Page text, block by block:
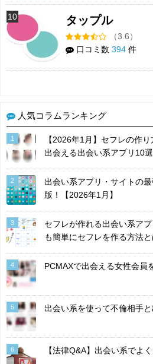
10 タップル
（3.6）
口コミ数 394 件
人気コラムランキング
1
【2026年1月】セフレの作
出会える出会い系アプリ10選
2
出会い系アプリ・サイトの
版！【2026年1月】
3
セフレが作れる出会い系ア
も簡単にセフレを作る方法と
4 PCMAXで出会える女性会員
5 出会い系を使って不倫相手と
6 【法律Q&A】出会い系でよ